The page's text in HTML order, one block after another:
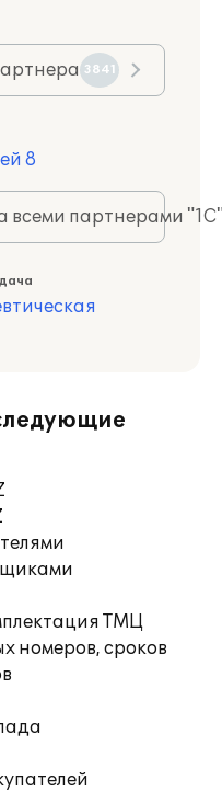
3841
8
всеми партнерами
ТМЦ
номеров, сроков